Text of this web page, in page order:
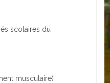
scolaires du
musculaire)